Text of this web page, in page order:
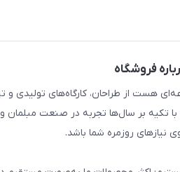
فروشگاه
هست از طراحان، کارگاه‌های تولیدی
تکیه بر سال‌ها تجربه در صنعت مبلمان
نیازهای روزمره شما باشد.